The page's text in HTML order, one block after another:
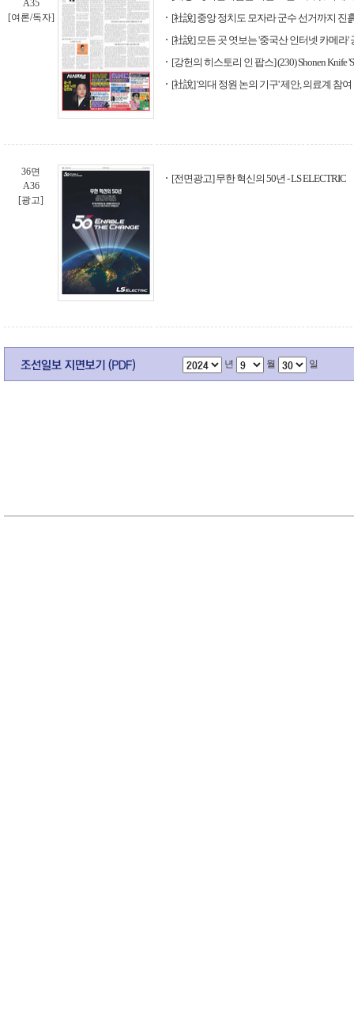
A35
[여론/독자]
[社說] 중앙 정치도 모자라 군수 선거까지 진
[社說] 모든 곳 엿보는 '중국산 인터넷 카메라'
[강헌의 히스토리 인 팝스] (230) Shonen Knife
[社說] '의대 정원 논의 기구' 제안, 의료계 참여
36면
A36
[광고]
[전면광고] 무한 혁신의 50년 - LS ELECTRIC
년 월 일